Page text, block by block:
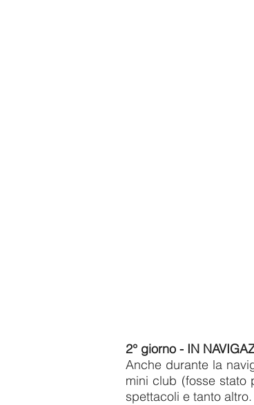
2° giorno - IN
Anche durante la
mini club (fosse stato
spettacoli e tanto altro.